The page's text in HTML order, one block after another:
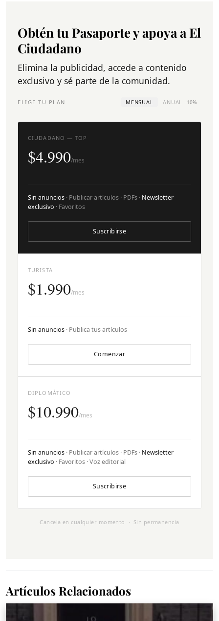
Obtén tu Pasaporte y apoya a El
Ciudadano
Elimina la publicidad, accede a contenido
exclusivo y sé parte de la comunidad.
ELIGE TU PLAN MENSUAL ANUAL -10%
TURISTA
$1.990/mes
Sin anuncios · Publica tus artículos
Comenzar
CIUDADANO — TOP
$4.990/mes
Sin anuncios · Publicar artículos · PDFs · Newsletter
exclusivo · Favoritos
Suscribirse
DIPLOMÁTICO
$10.990/mes
Sin anuncios · Publicar artículos · PDFs · Newsletter
exclusivo · Favoritos · Voz editorial
Suscribirse
Cancela en cualquier momento · Sin permanencia
Artículos Relacionados